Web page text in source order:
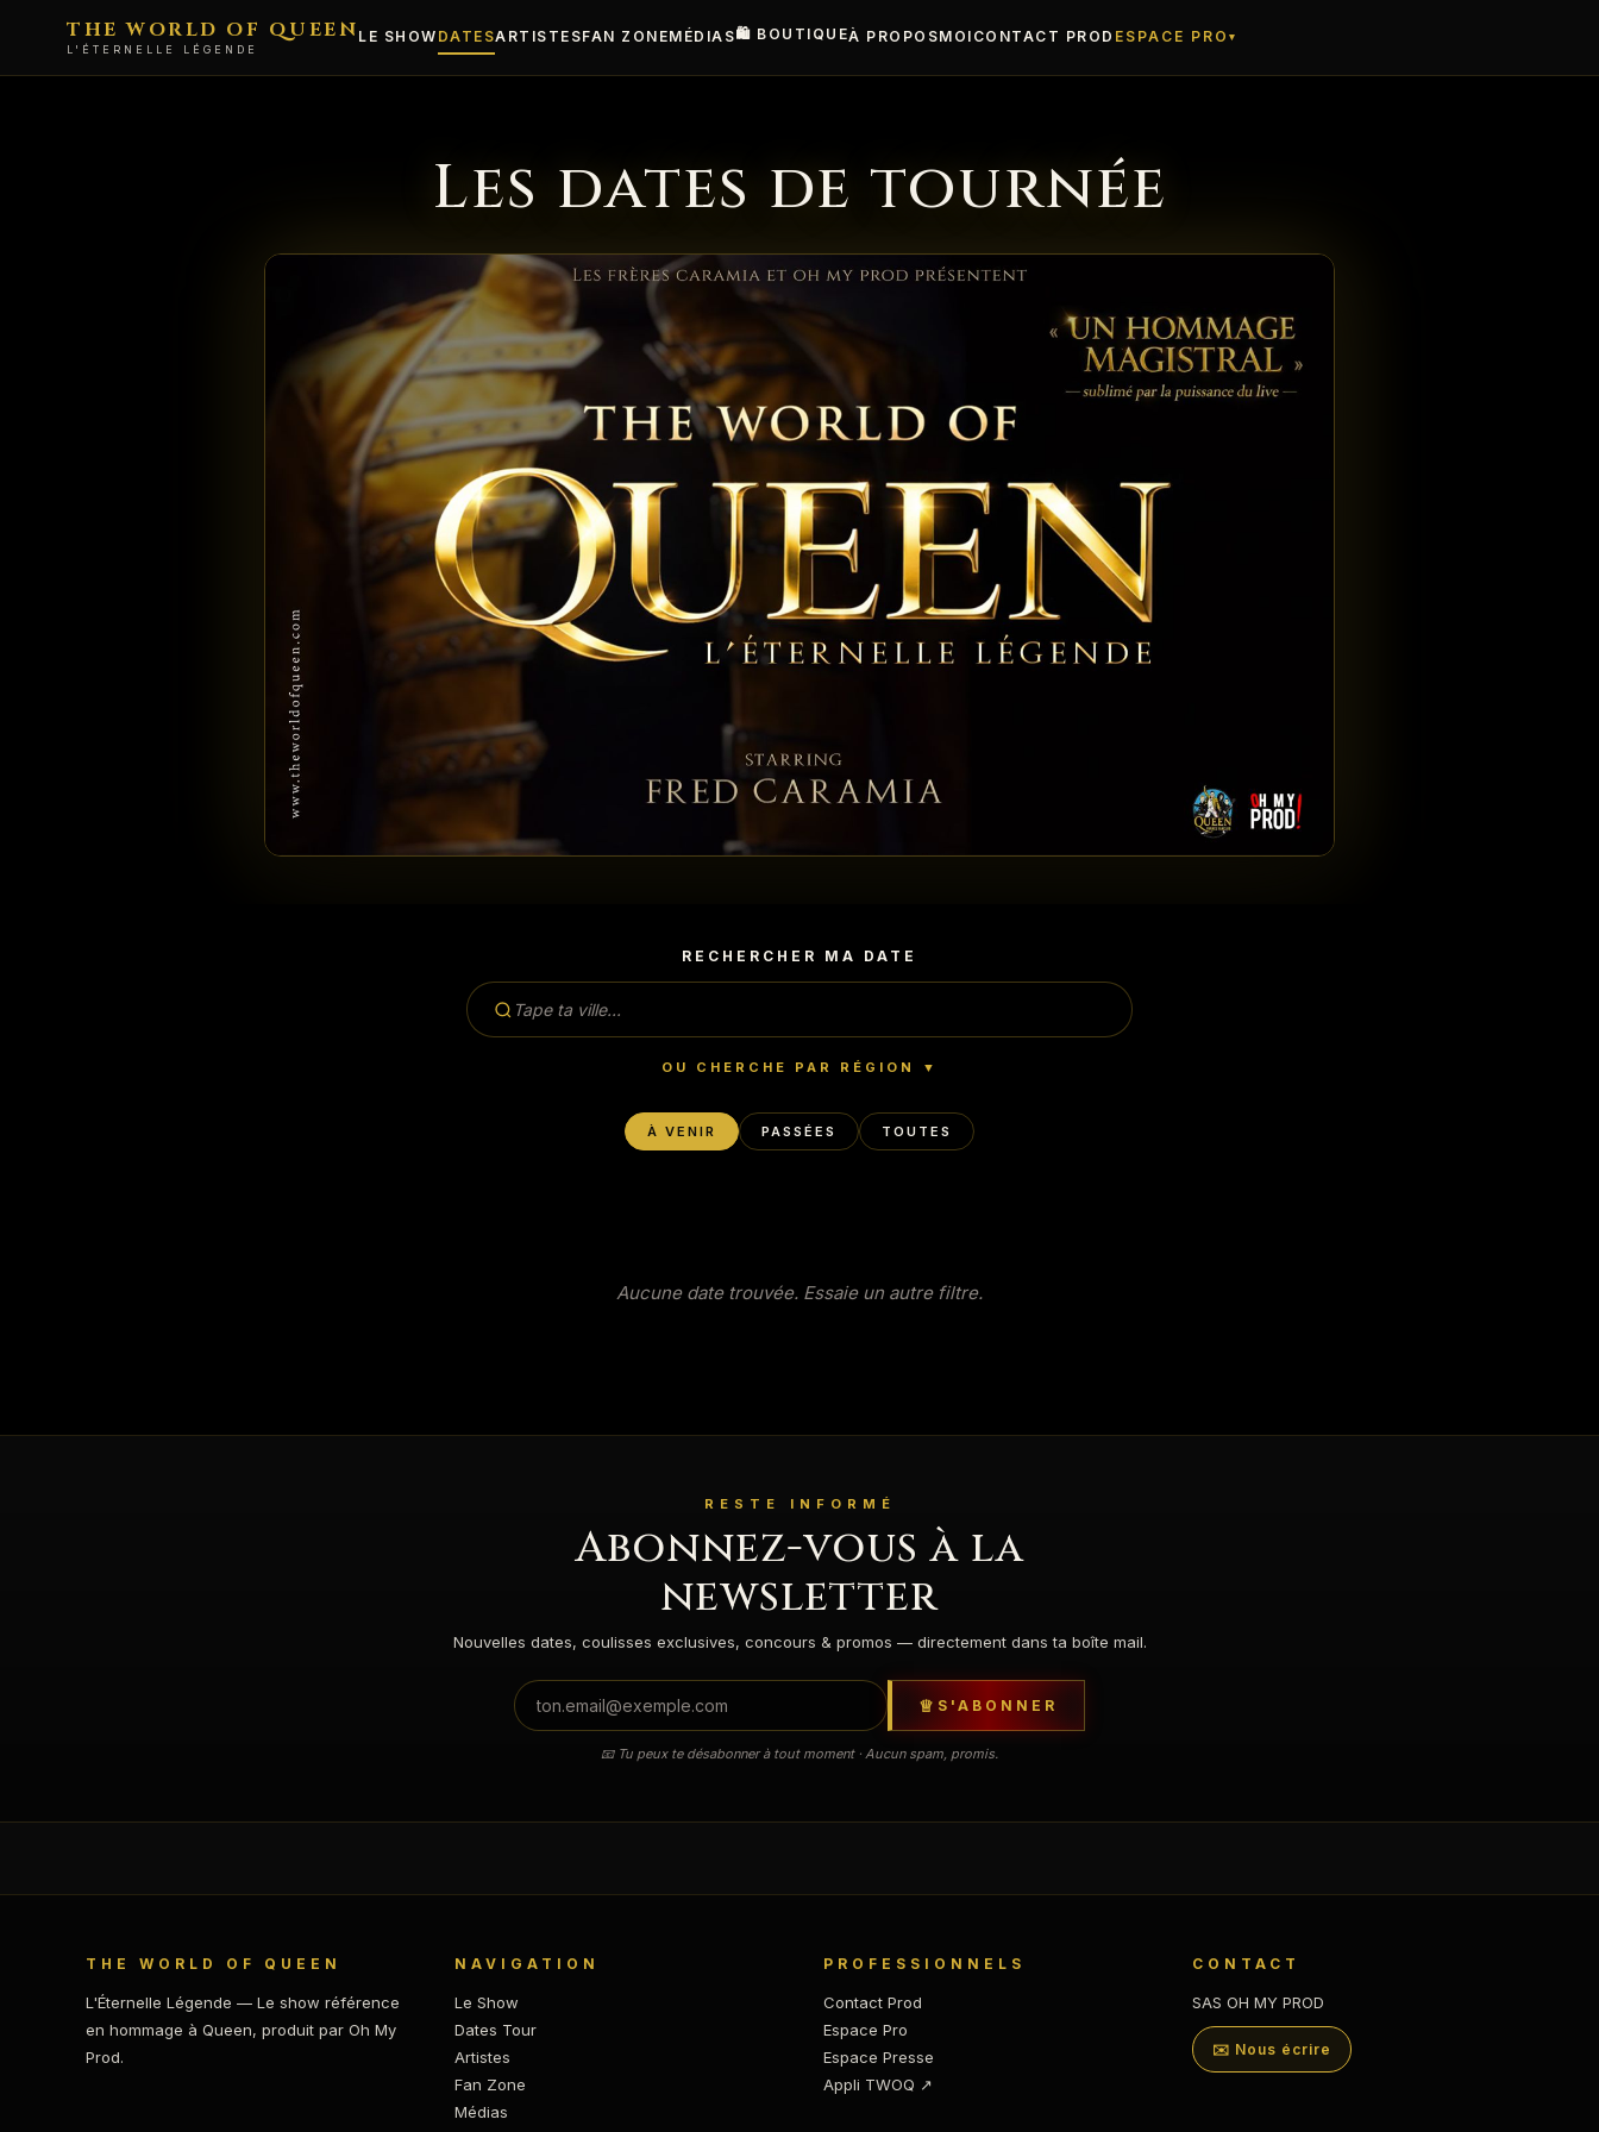
THE WORLD OF QUEEN
L'ÉTERNELLE LÉGENDE
LE SHOW DATESARTISTESFAN ZONEMÉDIAS🛍️ BOUTIQUEÀ PROPOSMOI CONTACT PROD ESPACE PRO ▾
Les dates de tournée
RECHERCHER MA DATE
OU CHERCHE PAR RÉGION ▼
À VENIR PASSÉES TOUTES
Aucune date trouvée. Essaie un autre filtre.
RESTE INFORMÉ
Abonnez-vous à la
newsletter
Nouvelles dates, coulisses exclusives, concours & promos — directement dans ta boîte mail.
S'ABONNER
📧 Tu peux te désabonner à tout moment · Aucun spam, promis.
THE WORLD OF QUEEN
L'Éternelle Légende — Le show référence
en hommage à Queen, produit par Oh My
Prod.
NAVIGATION
Le Show
Dates Tour
Artistes
Fan Zone
Médias
PROFESSIONNELS
Contact Prod
Espace Pro
Espace Presse
Appli TWOQ ↗
CONTACT
SAS OH MY PROD
✉️ Nous écrire